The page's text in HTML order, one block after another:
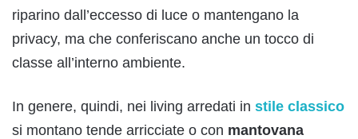
riparino dall’eccesso di luce o mantengano la
privacy, ma che conferiscano anche un tocco di
classe all’interno ambiente.
In genere, quindi, nei living arredati in stile classico
si montano tende arricciate o con mantovana